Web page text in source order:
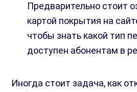
Предварительно стоит
картой покрытия на
чтобы знать какой тип
доступен абонентам в
Иногда стоит задача, как